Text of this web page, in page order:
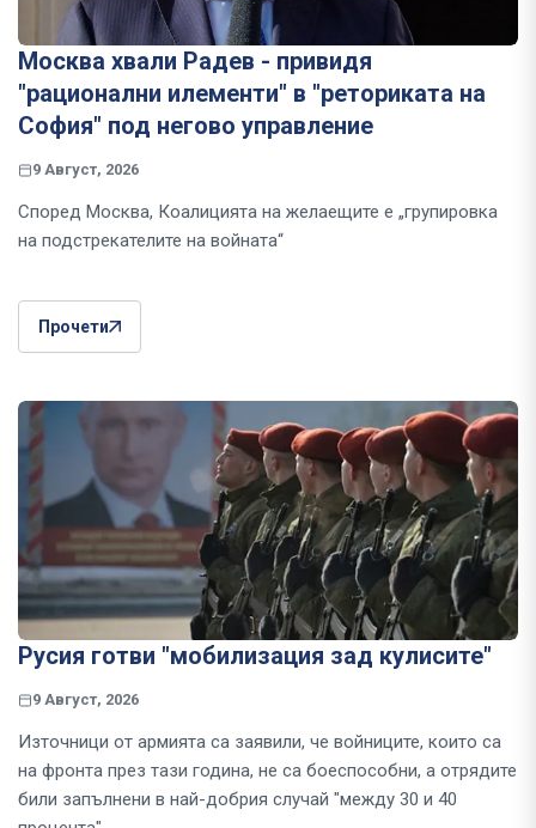
Москва хвали Радев - привидя
"рационални илементи" в "реториката на
София" под негово управление
9 Август, 2026
Според Москва, Коалицията на желаещите е „групировка
на подстрекателите на войната“
Прочети
Русия готви "мобилизация зад кулисите"
9 Август, 2026
Източници от армията са заявили, че войниците, които са
на фронта през тази година, не са боеспособни, а отрядите
били запълнени в най-добрия случай "между 30 и 40